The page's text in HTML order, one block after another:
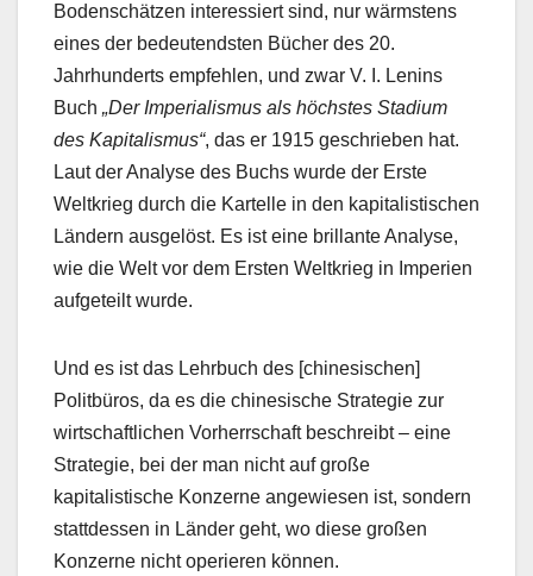
Bodenschätzen interessiert sind, nur wärmstens
eines der bedeutendsten Bücher des 20.
Jahrhunderts empfehlen, und zwar V. I. Lenins
Buch „Der Imperialismus als höchstes Stadium
des Kapitalismus“, das er 1915 geschrieben hat.
Laut der Analyse des Buchs wurde der Erste
Weltkrieg durch die Kartelle in den kapitalistischen
Ländern ausgelöst. Es ist eine brillante Analyse,
wie die Welt vor dem Ersten Weltkrieg in Imperien
aufgeteilt wurde.
Und es ist das Lehrbuch des [chinesischen]
Politbüros, da es die chinesische Strategie zur
wirtschaftlichen Vorherrschaft beschreibt – eine
Strategie, bei der man nicht auf große
kapitalistische Konzerne angewiesen ist, sondern
stattdessen in Länder geht, wo diese großen
Konzerne nicht operieren können.